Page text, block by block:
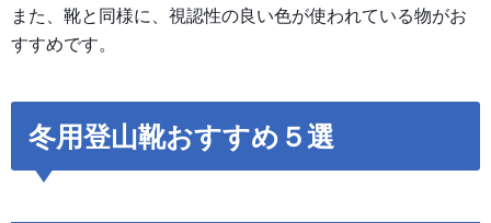
また、靴と同様に、視認性の良い色が使われている物がお
すすめです。
冬用登山靴おすすめ５選